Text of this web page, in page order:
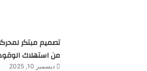
من استهلاك
ديسمبر 10, 2025